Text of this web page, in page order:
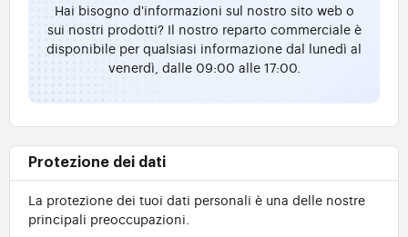
Hai bisogno d'informazioni sul nostro sito web o
sui nostri prodotti? Il nostro reparto commerciale è
disponibile per qualsiasi informazione dal lunedì al
venerdì, dalle 09:00 alle 17:00.
Protezione dei dati
La protezione dei tuoi dati personali è una delle nostre
principali preoccupazioni.